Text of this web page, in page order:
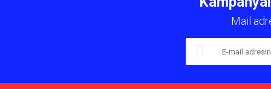
Ürün resmi kalitesiz, bozuk veya görüntülenemiyor.
Mail